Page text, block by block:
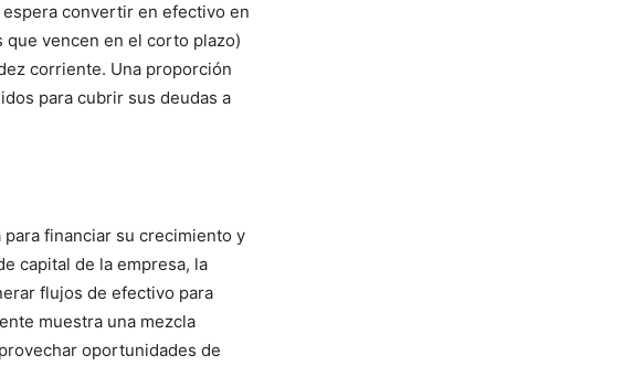
convertir en efectivo en
vencen en el corto plazo)
corriente. Una proporción
para cubrir sus deudas a
financiar su crecimiento y
capital de la empresa, la
flujos de efectivo para
muestra una mezcla
oportunidades de